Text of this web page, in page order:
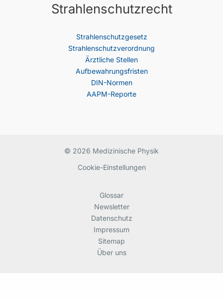
Strahlenschutzrecht
Strahlenschutz­gesetz
Strahlenschutzverordnung
Ärztliche Stellen
Aufbewahrungsfristen
DIN-Normen
AAPM-Reporte
© 2026 Medizinische Physik
Cookie-Einstellungen
Glossar
Newsletter
Datenschutz
Impressum
Sitemap
Über uns